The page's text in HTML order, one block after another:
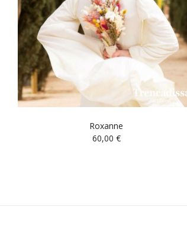
Roxanne
60,00 €